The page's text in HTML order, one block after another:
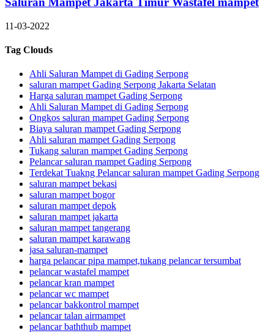
11-03-2022
Tag Clouds
Ahli Saluran Mampet di Gading Serpong
saluran mampet Gading Serpong Jakarta Selatan
Harga saluran mampet Gading Serpong
Ahli Saluran Mampet di Gading Serpong
Ongkos saluran mampet Gading Serpong
Biaya saluran mampet Gading Serpong
Ahli saluran mampet Gading Serpong
Tukang saluran mampet Gading Serpong
Pelancar saluran mampet Gading Serpong
Terdekat Tuakng Pelancar saluran mampet Gading Serpong
saluran mampet bekasi
saluran mampet bogor
saluran mampet depok
saluran mampet jakarta
saluran mampet tangerang
saluran mampet karawang
jasa saluran-mampet
harga pelancar pipa mampet,tukang pelancar tersumbat
pelancar wastafel mampet
pelancar kran mampet
pelancar wc mampet
pelancar bakkontrol mampet
pelancar talan airmampet
pelancar baththub mampet